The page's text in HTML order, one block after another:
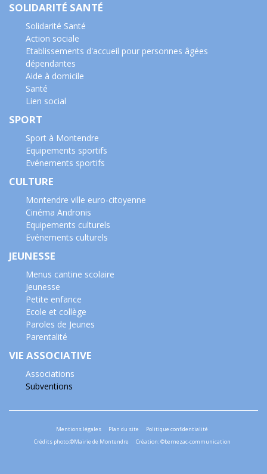
SOLIDARITÉ SANTÉ
Solidarité Santé
Action sociale
Etablissements d'accueil pour personnes âgées
dépendantes
Aide à domicile
Santé
Lien social
SPORT
Sport à Montendre
Equipements sportifs
Evénements sportifs
CULTURE
Montendre ville euro-citoyenne
Cinéma Andronis
Equipements culturels
Evénements culturels
JEUNESSE
Menus cantine scolaire
Jeunesse
Petite enfance
Ecole et collège
Paroles de Jeunes
Parentalité
VIE ASSOCIATIVE
Associations
Subventions
Mentions légales Plan du site
Politique confidentialité
Crédits photo:©Mairie de Montendre
Création: ©bernezac-communication